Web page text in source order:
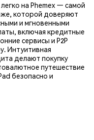
на Phemex — самой
которой доверяют
и мгновенными
включая кредитные
сервисы и P2P
Интуитивная
делают покупку
путешествие
безопасно и